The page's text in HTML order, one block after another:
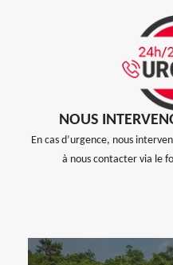
NOUS
En cas d’urgence, nous
à nous contacter via le